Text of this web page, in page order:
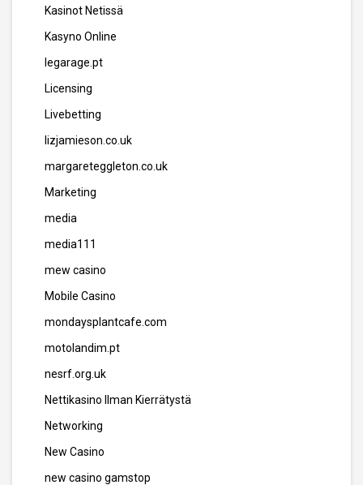
Kasinot Netissä
Kasyno Online
legarage.pt
Licensing
Livebetting
lizjamieson.co.uk
margareteggleton.co.uk
Marketing
media
media111
mew casino
Mobile Casino
mondaysplantcafe.com
motolandim.pt
nesrf.org.uk
Nettikasino Ilman Kierrätystä
Networking
New Casino
new casino gamstop